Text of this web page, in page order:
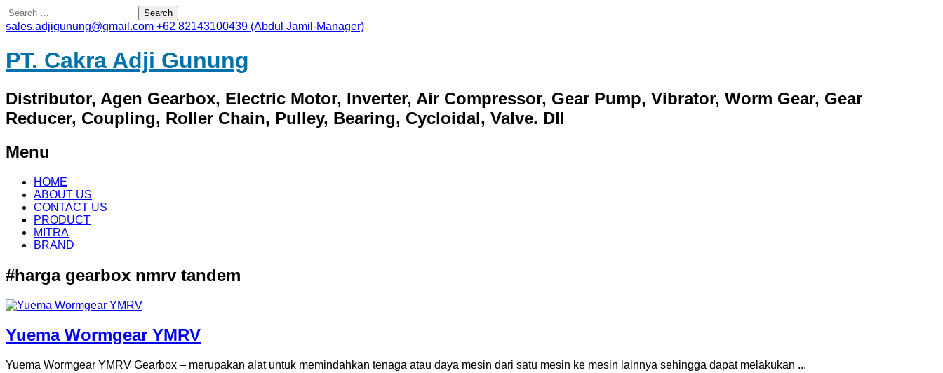
Search
for:
sales.adjigunung@gmail.com +62 82143100439 (Abdul Jamil-Manager)
PT. Cakra Adji Gunung
Distributor, Agen Gearbox, Electric Motor, Inverter, Air Compressor, Gear Pump, Vibrator, Worm Gear, Gear
Reducer, Coupling, Roller Chain, Pulley, Bearing, Cycloidal, Valve. Dll
Menu
Skip
content
HOME
ABOUT US
CONTACT US
PRODUCT
MITRA
BRAND
#harga gearbox nmrv tandem
Yuema Wormgear YMRV
Yuema Wormgear YMRV Gearbox – merupakan alat untuk memindahkan tenaga atau daya mesin dari satu mesin ke mesin lainnya sehingga dapat melakukan ...